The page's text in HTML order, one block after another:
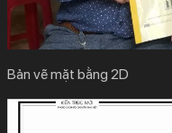
Bản vẽ mặt bằng 2D